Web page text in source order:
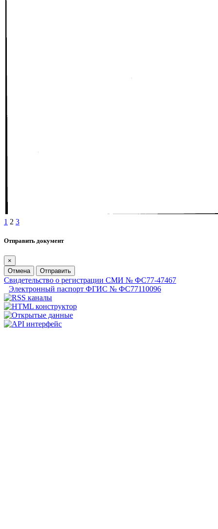
1 2 3
Отправить документ
×
Отмена
Отправить
Свидетельство о регистрации СМИ № ФС77-47467
Электронный паспорт ФГИС № ФС77110096